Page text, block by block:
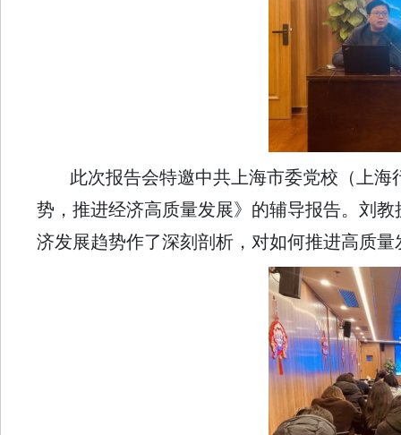
此次报告会特邀中共上海市委党校（上
势，推进经济高质量发展》的辅导报告。刘
济发展趋势作了深刻剖析，对如何推进高质